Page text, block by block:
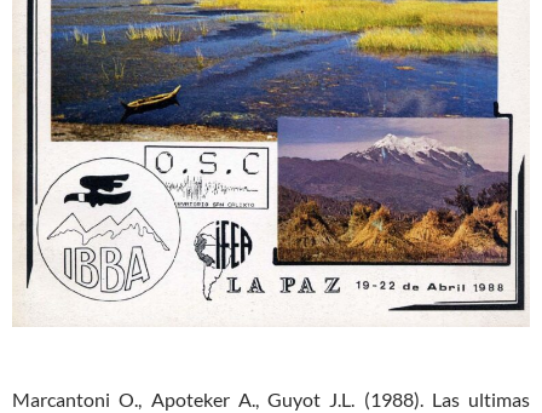
Marcantoni O., Apoteker A., Guyot J.L. (1988). Las ultimas